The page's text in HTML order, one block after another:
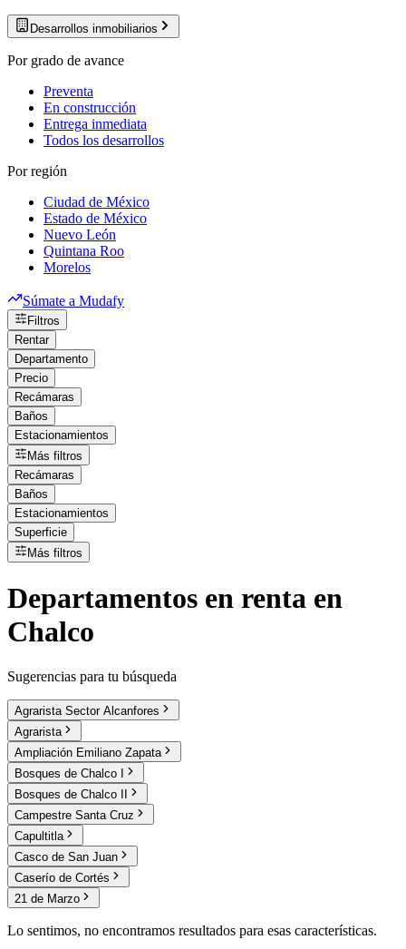
Desarrollos inmobiliarios
Por grado de avance
Preventa
En construcción
Entrega inmediata
Todos los desarrollos
Por región
Ciudad de México
Estado de México
Nuevo León
Quintana Roo
Morelos
Súmate a Mudafy
Filtros
Rentar
Departamento
Precio
Recámaras
Baños
Estacionamientos
Más filtros
Recámaras
Baños
Estacionamientos
Superficie
Más filtros
Departamentos en renta en
Chalco
Sugerencias para tu búsqueda
Agrarista Sector Alcanfores
Agrarista
Ampliación Emiliano Zapata
Bosques de Chalco I
Bosques de Chalco II
Campestre Santa Cruz
Capultitla
Casco de San Juan
Caserío de Cortés
21 de Marzo
Lo sentimos, no encontramos resultados para esas características.